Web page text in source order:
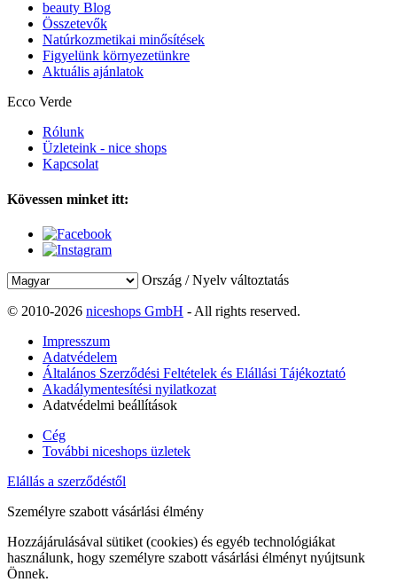
beauty Blog
Összetevők
Natúrkozmetikai minősítések
Figyelünk környezetünkre
Aktuális ajánlatok
Ecco Verde
Rólunk
Üzleteink - nice shops
Kapcsolat
Kövessen minket itt:
Ország / Nyelv változtatás
© 2010-2026 niceshops GmbH - All rights reserved.
Impresszum
Adatvédelem
Általános Szerződési Feltételek és Elállási Tájékoztató
Akadálymentesítési nyilatkozat
Adatvédelmi beállítások
Cég
További niceshops üzletek
Elállás a szerződéstől
Személyre szabott vásárlási élmény
Hozzájárulásával sütiket (cookies) és egyéb technológiákat
használunk, hogy személyre szabott vásárlási élményt nyújtsunk
Önnek.